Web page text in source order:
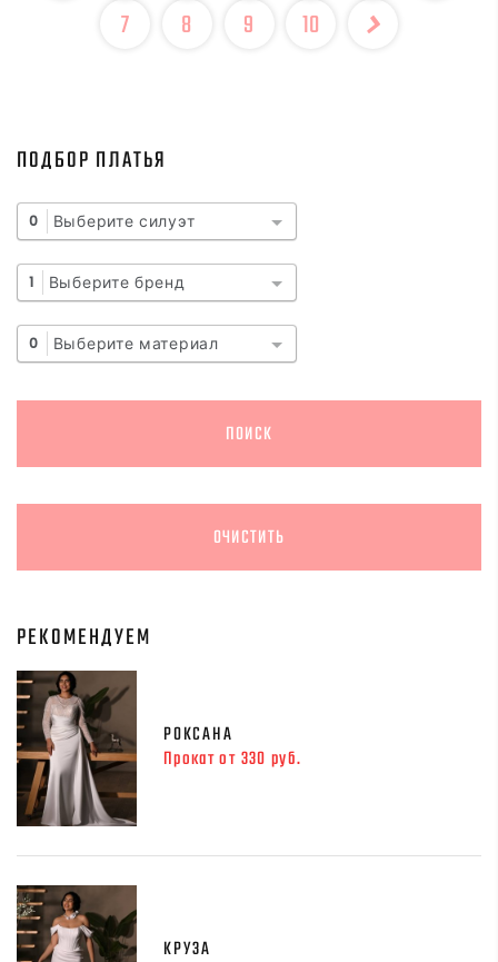
7
8 9 10
ПОДБОР ПЛАТЬЯ
0 Выберите силуэт
1 Выберите бренд
0 Выберите материал
РЕКОМЕНДУЕМ
РОКСАНА
Прокат от 330 руб.
КРУЗА